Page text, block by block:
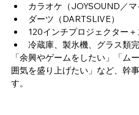
カラオケ（JOYSOUND／マ
ダーツ（DARTSLIVE）
120インチプロジェクター
冷蔵庫、製氷機、グラス類
「余興やゲームをしたい」「ム
囲気を盛り上げたい」など、幹
す。